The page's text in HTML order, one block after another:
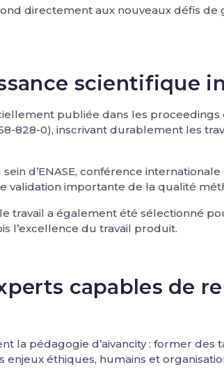
directement aux nouveaux défis de
scientifique
publiée dans les proceedings
828-0), inscrivant durablement les
d’ENASE, conférence
validation importante de la qualité
travail a également été sélectionné
l’excellence du travail produit.
capables de
la pédagogie d’aivancity : former
éthiques, humains et